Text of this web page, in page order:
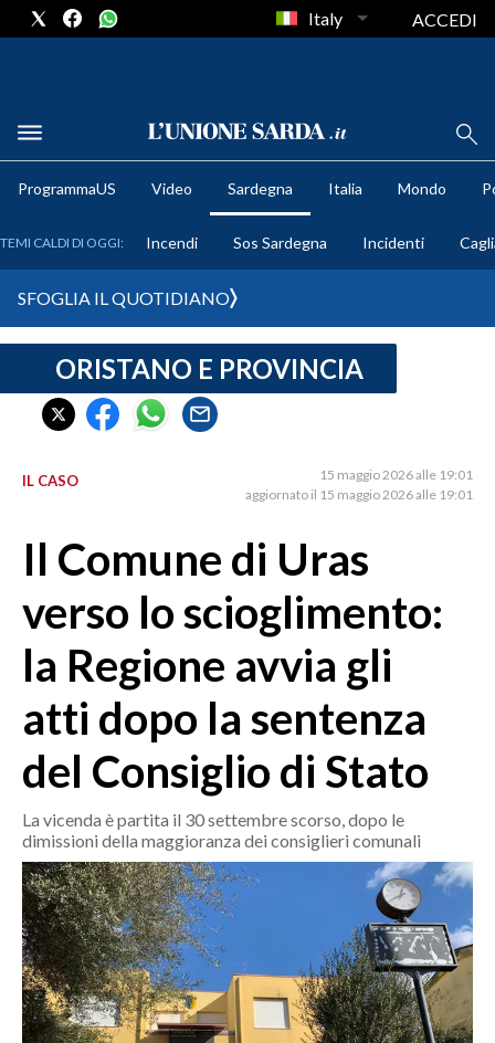
METEO
CRONACA SARDEGNA
CAGLIARI
SULCIS IGLESIENTE
SASSARI E PROVINCIA
GALLURA
OGLIASTRA
AGENDA
CRONACA
ITALIA
MONDO
POLITICA
ECONOMIA
SERVIZI ALLE IMPRESE
LAVORO
Italy ACCEDI
ProgrammaUS Video Sardegna Italia Mondo
TEMI CALDI DI OGGI: Incendi Sos Sardegna Incidenti
SFOGLIA IL QUOTIDIANO
ORISTANO E PROVINCIA
IL CASO
15 maggio 2026 alle 19:01
aggiornato il 15 maggio 2026 alle 19:01
Il Comune di Uras
verso lo scioglimento:
la Regione avvia gli
atti dopo la sentenza
del Consiglio di Stato
La vicenda è partita il 30 settembre scorso, dopo le
dimissioni della maggioranza dei consiglieri comunali